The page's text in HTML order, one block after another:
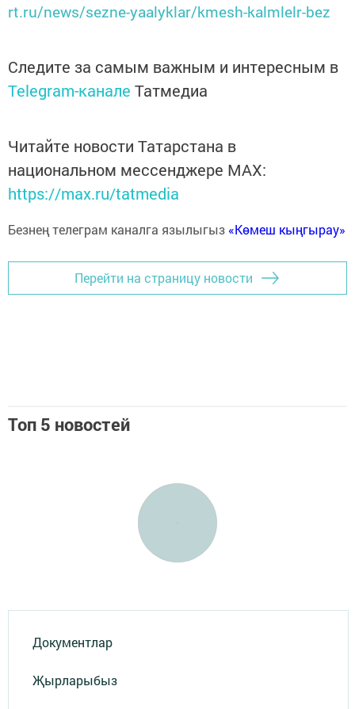
rt.ru/news/sezne-yaalyklar/kmesh-kalmlelr-bez
Следите за самым важным и интересным в
Telegram-канале Татмедиа
Читайте новости Татарстана в
национальном мессенджере MАХ:
https://max.ru/tatmedia
Безнең телеграм каналга язылыгыз «Көмеш кыңгырау»
Перейти на страницу новости
Топ 5 новостей
Документлар
Җырларыбыз